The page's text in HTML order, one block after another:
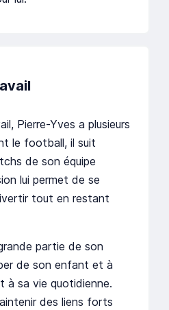
Pierre-Yves a plusieurs
le football, il suit
de son équipe
lui permet de se
tout en restant
partie de son
de son enfant et à
à sa vie quotidienne.
des liens forts